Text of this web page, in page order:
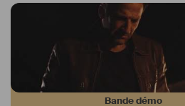
Bande démo